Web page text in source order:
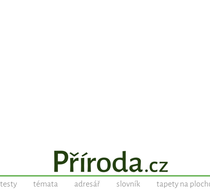
témata adresář slovník tapety na